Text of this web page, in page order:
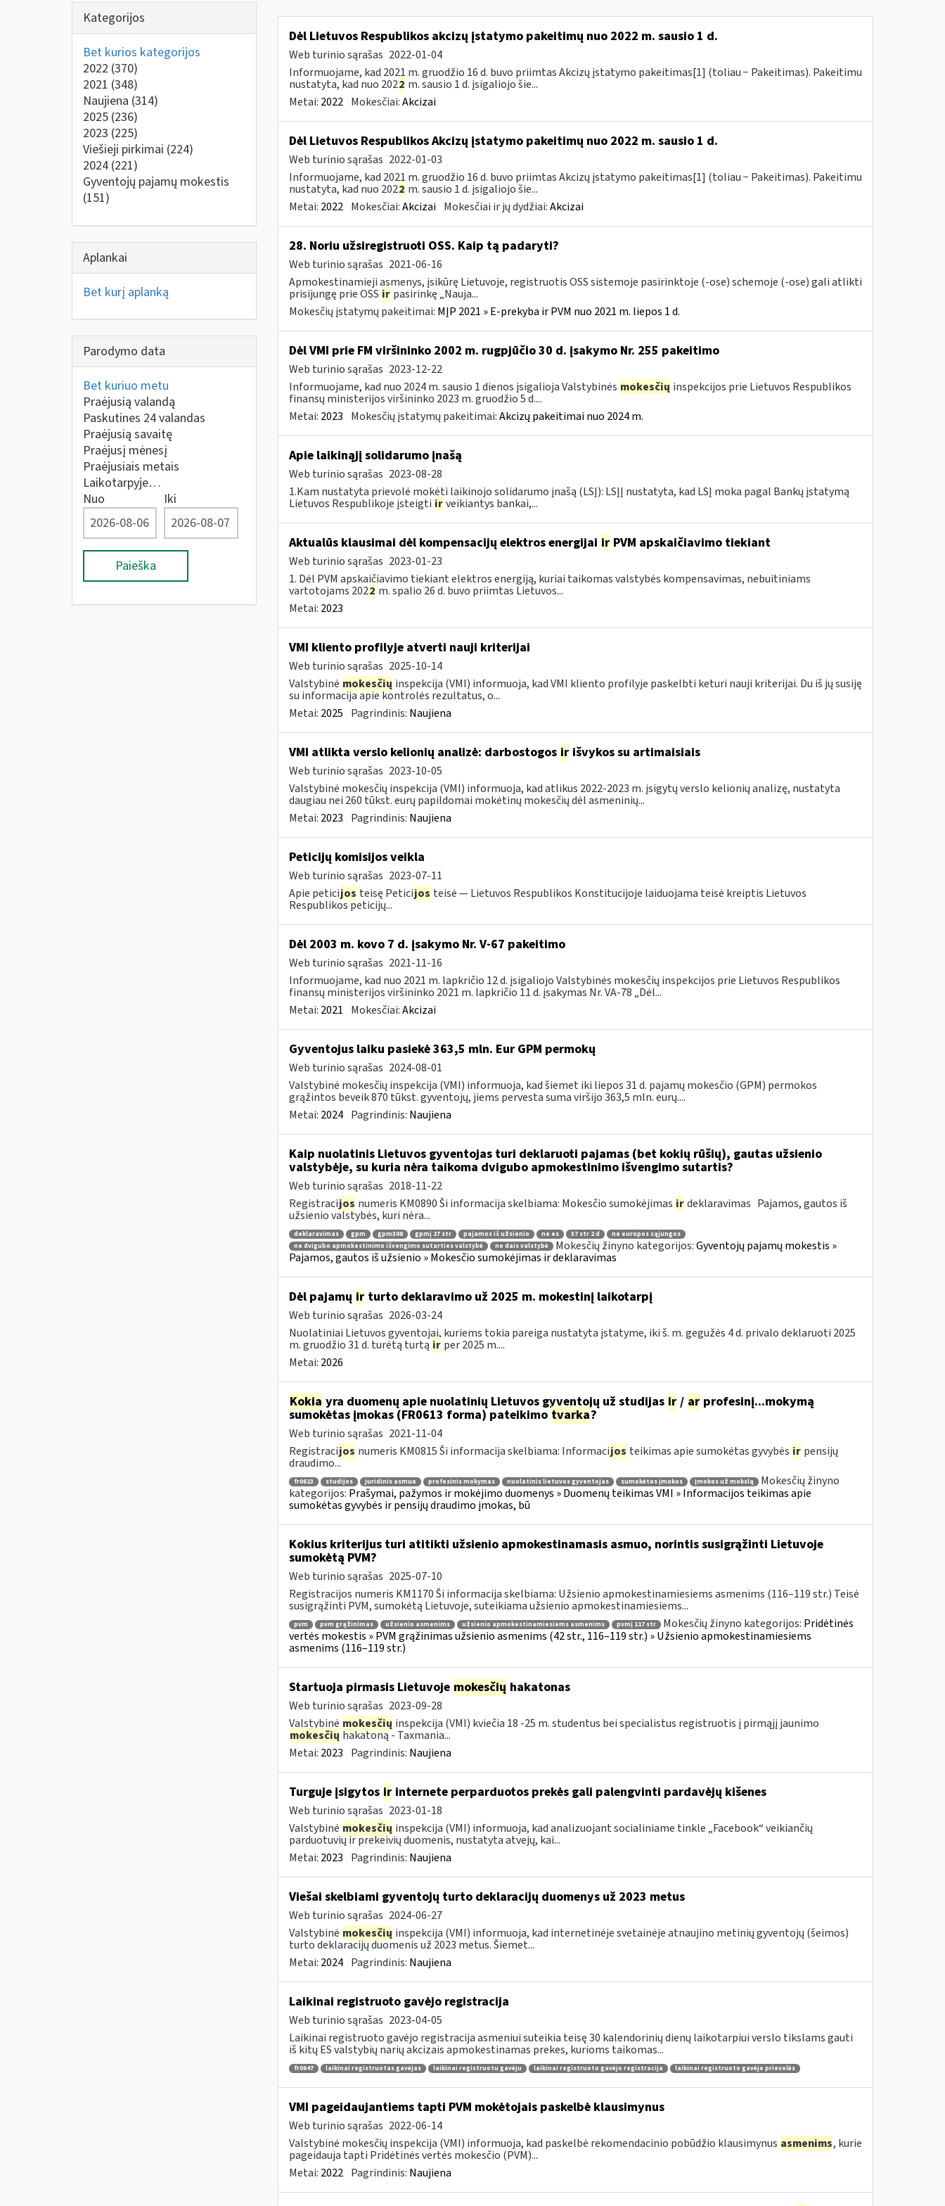
Kategorijos
Bet kurios kategorijos
2022 (370)
2021 (348)
Naujiena (314)
2025 (236)
2023 (225)
Viešieji pirkimai (224)
2024 (221)
Gyventojų pajamų mokestis
(151)
Aplankai
Bet kurį aplanką
Parodymo data
Bet kuriuo metu
Praėjusią valandą
Paskutines 24 valandas
Praėjusią savaitę
Praėjusį mėnesį
Praėjusiais metais
Laikotarpyje…
Nuo
Iki
Paieška
Dėl Lietuvos Respublikos akcizų įstatymo pakeitimų nuo 2022 m. sausio 1 d.
Web turinio sąrašas 2022-01-04
Informuojame, kad 2021 m. gruodžio 16 d. buvo priimtas Akcizų įstatymo pakeitimas[1] (toliau − Pakeitimas). Pakeitimu
nustatyta, kad nuo 2022 m. sausio 1 d. įsigaliojo šie...
Metai: 2022 Mokesčiai:Akcizai
Dėl Lietuvos Respublikos Akcizų įstatymo pakeitimų nuo 2022 m. sausio 1 d.
Web turinio sąrašas 2022-01-03
Informuojame, kad 2021 m. gruodžio 16 d. buvo priimtas Akcizų įstatymo pakeitimas[1] (toliau − Pakeitimas). Pakeitimu
nustatyta, kad nuo 2022 m. sausio 1 d. įsigaliojo šie...
Metai: 2022 Mokesčiai:Akcizai Mokesčiai ir jų dydžiai:Akcizai
28. Noriu užsiregistruoti OSS. Kaip tą padaryti?
Web turinio sąrašas 2021-06-16
Apmokestinamieji asmenys, įsikūrę Lietuvoje, registruotis OSS sistemoje pasirinktoje (-ose) schemoje (-ose) gali atlikti
prisijungę prie OSS ir pasirinkę „Nauja...
Mokesčių įstatymų pakeitimai: MĮP 2021 » E-prekyba ir PVM nuo 2021 m. liepos 1 d.
Dėl VMI prie FM viršininko 2002 m. rugpjūčio 30 d. įsakymo Nr. 255 pakeitimo
Web turinio sąrašas 2023-12-22
Informuojame, kad nuo 2024 m. sausio 1 dienos įsigalioja Valstybinės mokesčių inspekcijos prie Lietuvos Respublikos
finansų ministerijos viršininko 2023 m. gruodžio 5 d....
Metai: 2023 Mokesčių įstatymų pakeitimai:Akcizų pakeitimai nuo 2024 m.
Apie laikinąjį solidarumo įnašą
Web turinio sąrašas 2023-08-28
1.Kam nustatyta prievolė mokėti laikinojo solidarumo įnašą (LSĮ): LSĮĮ nustatyta, kad LSĮ moka pagal Bankų įstatymą
Lietuvos Respublikoje įsteigti ir veikiantys bankai,...
Aktualūs klausimai dėl kompensacijų elektros energijai irPVM apskaičiavimo tiekiant
Web turinio sąrašas 2023-01-23
1. Dėl PVM apskaičiavimo tiekiant elektros energiją, kuriai taikomas valstybės kompensavimas, nebuitiniams
vartotojams 2022 m. spalio 26 d. buvo priimtas Lietuvos...
Metai: 2023
VMI kliento profilyje atverti nauji kriterijai
Web turinio sąrašas 2025-10-14
Valstybinė mokesčių inspekcija (VMI) informuoja, kad VMI kliento profilyje paskelbti keturi nauji kriterijai. Du iš jų susiję
su informacija apie kontrolės rezultatus, o...
Metai: 2025 Pagrindinis: Naujiena
VMI atlikta verslo kelionių analizė: darbostogos irišvykos su artimaisiais
Web turinio sąrašas 2023-10-05
Valstybinė mokesčių inspekcija (VMI) informuoja, kad atlikus 2022-2023 m. įsigytų verslo kelionių analizę, nustatyta
daugiau nei 260 tūkst. eurų papildomai mokėtinų mokesčių dėl asmeninių...
Metai: 2023 Pagrindinis: Naujiena
Peticijų komisijos veikla
Web turinio sąrašas 2023-07-11
Apie peticijos teisę Peticijos teisė — Lietuvos Respublikos Konstitucijoje laiduojama teisė kreiptis Lietuvos
Respublikos peticijų...
Dėl 2003 m. kovo 7 d. įsakymo Nr. V-67 pakeitimo
Web turinio sąrašas 2021-11-16
Informuojame, kad nuo 2021 m. lapkričio 12 d. įsigaliojo Valstybinės mokesčių inspekcijos prie Lietuvos Respublikos
finansų ministerijos viršininko 2021 m. lapkričio 11 d. įsakymas Nr. VA-78 „Dėl...
Metai: 2021 Mokesčiai:Akcizai
Gyventojus laiku pasiekė 363,5 mln. Eur GPM permokų
Web turinio sąrašas 2024-08-01
Valstybinė mokesčių inspekcija (VMI) informuoja, kad šiemet iki liepos 31 d. pajamų mokesčio (GPM) permokos
grąžintos beveik 870 tūkst. gyventojų, jiems pervesta suma viršijo 363,5 mln. eurų....
Metai: 2024 Pagrindinis: Naujiena
Kaip nuolatinis Lietuvos gyventojas turi deklaruoti pajamas (bet kokių rūšių), gautas užsienio
valstybėje, su kuria nėra taikoma dvigubo apmokestinimo išvengimo sutartis?
Web turinio sąrašas 2018-11-22
Registracijos numeris KM0890 Ši informacija skelbiama: Mokesčio sumokėjimas ir deklaravimas Pajamos, gautos iš
užsienio valstybės, kuri nėra...
deklaravimas gpm gpm308 gpmį 27 str pajamos iš užsienio ne es 37 str 2 d
ne europos sąjungos
ne dvigubo apmokestinimo išvengimo sutarties valstybė
ne dais valstybė Mokesčių žinyno kategorijos:Gyventojų pajamų mokestis »
Pajamos, gautos iš užsienio » Mokesčio sumokėjimas ir deklaravimas
Dėl pajamų irturto deklaravimo už 2025 m. mokestinį laikotarpį
Web turinio sąrašas 2026-03-24
Nuolatiniai Lietuvos gyventojai, kuriems tokia pareiga nustatyta įstatyme, iki š. m. gegužės 4 d. privalo deklaruoti 2025
m. gruodžio 31 d. turėtą turtą ir per 2025 m....
Metai: 2026
Kokia yra duomenų apie nuolatinių Lietuvos gyventojų už studijas ir/ arprofesinį...mokymą
sumokėtas įmokas (FR0613 forma) pateikimo tvarka?
Web turinio sąrašas 2021-11-04
Registracijos numeris KM0815 Ši informacija skelbiama: Informacijos teikimas apie sumokėtas gyvybės ir pensijų
draudimo...
fr0613 studijos juridinis asmuo profesinis mokymas nuolatinis lietuvos gyventojas sumokėtos įmokos įmokos už mokslą
Mokesčių žinyno
kategorijos: Prašymai, pažymos ir mokėjimo duomenys » Duomenų teikimas VMI » Informacijos teikimas apie
sumokėtas gyvybės ir pensijų draudimo įmokas, bū
Kokius kriterijus turi atitikti užsienio apmokestinamasis asmuo, norintis susigrąžinti Lietuvoje
sumokėtą PVM?
Web turinio sąrašas 2025-07-10
Registracijos numeris KM1170 Ši informacija skelbiama: Užsienio apmokestinamiesiems asmenims (116–119 str.) Teisė
susigrąžinti PVM, sumokėtą Lietuvoje, suteikiama užsienio apmokestinamiesiems...
pvm pvm grąžinimas užsienio asmenims užsienio apmokestinamiesiems asmenims pvmį 117 str Mokesčių žinyno kategorijos: Pridėtinės
vertės mokestis » PVM grąžinimas užsienio asmenims (42 str., 116–119 str.) » Užsienio apmokestinamiesiems
asmenims (116–119 str.)
Startuoja pirmasis Lietuvoje mokesčių hakatonas
Web turinio sąrašas 2023-09-28
Valstybinė mokesčių inspekcija (VMI) kviečia 18 -25 m. studentus bei specialistus registruotis į pirmąjį jaunimo
mokesčių hakatoną - Taxmania...
Metai: 2023 Pagrindinis: Naujiena
Turguje įsigytos irinternete perparduotos prekės gali palengvinti pardavėjų kišenes
Web turinio sąrašas 2023-01-18
Valstybinė mokesčių inspekcija (VMI) informuoja, kad analizuojant socialiniame tinkle „Facebook“ veikiančių
parduotuvių ir prekeivių duomenis, nustatyta atvejų, kai...
Metai: 2023 Pagrindinis: Naujiena
Viešai skelbiami gyventojų turto deklaracijų duomenys už 2023 metus
Web turinio sąrašas 2024-06-27
Valstybinė mokesčių inspekcija (VMI) informuoja, kad internetinėje svetainėje atnaujino metinių gyventojų (šeimos)
turto deklaracijų duomenis už 2023 metus. Šiemet...
Metai: 2024 Pagrindinis: Naujiena
Laikinai registruoto gavėjo registracija
Web turinio sąrašas 2023-04-05
Laikinai registruoto gavėjo registracija asmeniui suteikia teisę 30 kalendorinių dienų laikotarpiui verslo tikslams gauti
iš kitų ES valstybių narių akcizais apmokestinamas prekes, kurioms taikomas...
fr0647 laikinai registruotas gavėjas laikinai registruotu gavėju laikinai registruoto gavėjo registracija laikinai registruoto gavėjo prievolės
VMI pageidaujantiems tapti PVM mokėtojais paskelbė klausimynus
Web turinio sąrašas 2022-06-14
Valstybinė mokesčių inspekcija (VMI) informuoja, kad paskelbė rekomendacinio pobūdžio klausimynus asmenims, kurie
pageidauja tapti Pridėtinės vertės mokesčio (PVM)...
Metai: 2022 Pagrindinis: Naujiena